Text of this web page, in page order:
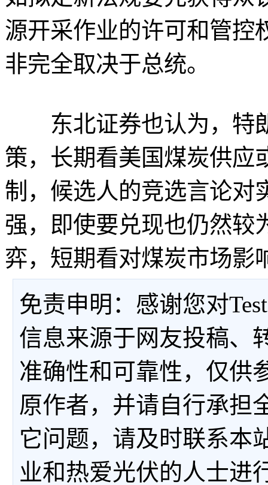
源开采作业的许可和管控
非完全取决于总统。
东北证券也认为，特
策，长期看美国煤炭供应
制，候选人的竞选言论对
强，即使要兑现也仍然较
弈，短期看对煤炭市场影
免责申明：感谢您对
信息来源于网友投稿、
准确性和可靠性，仅供
原作者，并请自行承担
它问题，请及时联系本
业和热爱光伏的人士进